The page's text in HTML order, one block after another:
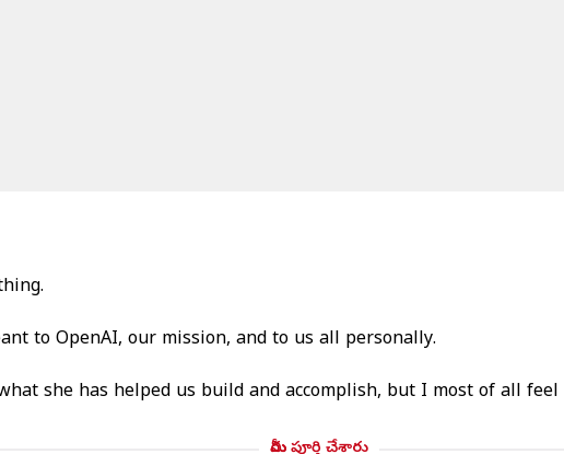
to OpenAI, our mission, and to us all personally.
she has helped us build and accomplish, but I most of all
మీరు పూర్తి చేశారు